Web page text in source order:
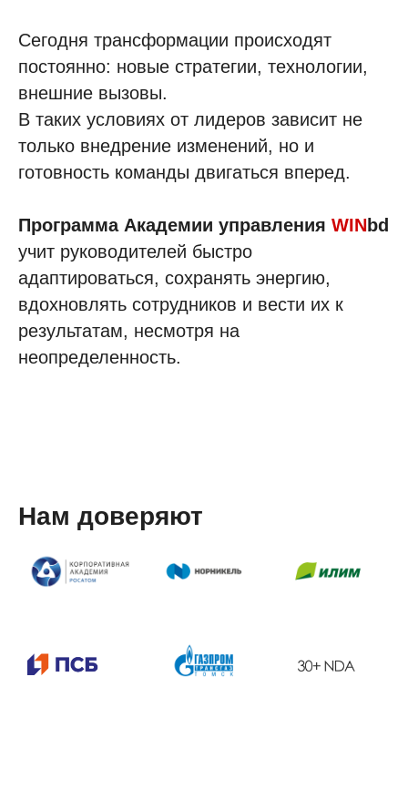
Сегодня трансформации происходят
постоянно: новые стратегии, технологии,
внешние вызовы.
В таких условиях от лидеров зависит не
только внедрение изменений, но и
готовность команды двигаться вперед.
Программа Академии управления WINbd
учит руководителей быстро
адаптироваться, сохранять энергию,
вдохновлять сотрудников и вести их к
результатам, несмотря на
неопределенность.
Нам доверяют